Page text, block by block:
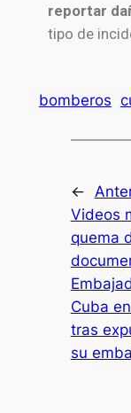
reportar
tipo de
bomberos
←
Videos
quema
Cuba
tras
su